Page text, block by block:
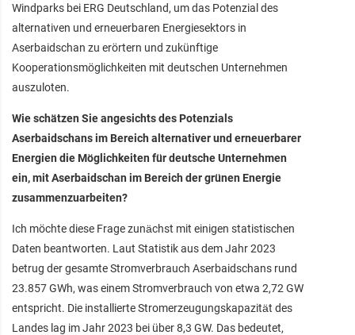
Windparks bei ERG Deutschland, um das Potenzial des
alternativen und erneuerbaren Energiesektors in
Aserbaidschan zu erörtern und zukünftige
Kooperationsmöglichkeiten mit deutschen Unternehmen
auszuloten.
Wie schätzen Sie angesichts des Potenzials
Aserbaidschans im Bereich alternativer und erneuerbarer
Energien die Möglichkeiten für deutsche Unternehmen
ein, mit Aserbaidschan im Bereich der grünen Energie
zusammenzuarbeiten?
Ich möchte diese Frage zunächst mit einigen statistischen
Daten beantworten. Laut Statistik aus dem Jahr 2023
betrug der gesamte Stromverbrauch Aserbaidschans rund
23.857 GWh, was einem Stromverbrauch von etwa 2,72 GW
entspricht. Die installierte Stromerzeugungskapazität des
Landes lag im Jahr 2023 bei über 8,3 GW. Das bedeutet,